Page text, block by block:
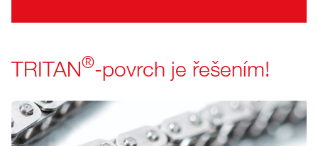
TRITAN®-povrch je řešením!